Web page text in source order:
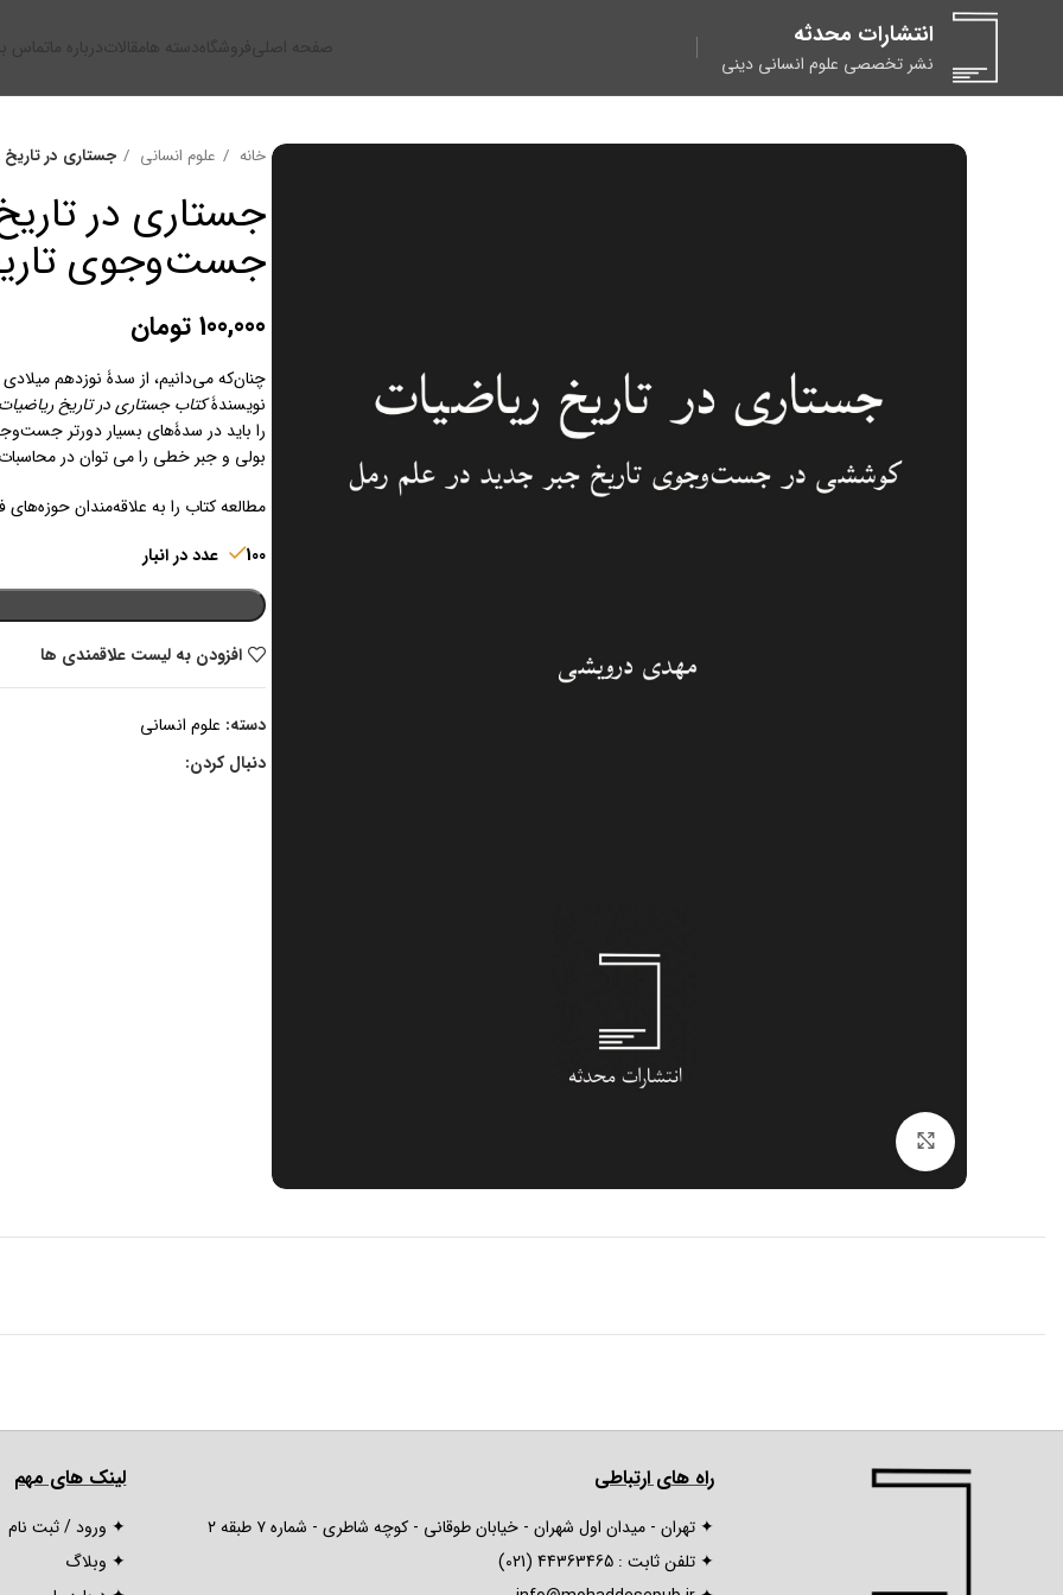
انتشارات محدثه
نشر تخصصی علوم انسانی دینی
صفحه اصلی فروشگاه دسته ها مقالات درباره ما تماس
خانه علوم انسانی جستاری در
جستاری در
جست‌وجوی
100,000 تومان
چنان‌که می‌دانیم، از سدۀ نوزدهم
نویسندۀکتاب جستاری در تاریخ ریاضیات
را باید در سدۀ‌های بسیار دورتر
بولی و جبر خطی را می توان در
مطالعه کتاب را به علاقه‌مندان حوزه‌های
100 عدد در انبار
افزودن به لیست علاقمندی ها
دسته: علوم انسانی
دنبال کردن:
راه های ارتباطی
✦ تهران - میدان اول شهران - خیابان طوقانی - کوچە شاطری - شمارە ٧ طبقه ٢
✦ تلفن ثابت : 44363465 (021)
لینک های مهم
✦ ورود / ثبت نام
✦ وبلاگ